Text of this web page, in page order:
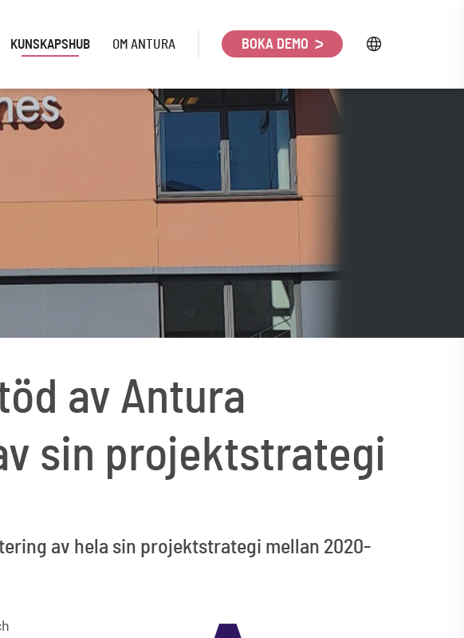
KUNSKAPSHUB OM ANTURA BOKA DEMO
av Antura
sin projektstrategi
av hela sin projektstrategi mellan 2020-